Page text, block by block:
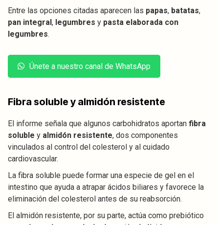
Entre las opciones citadas aparecen las papas, batatas,
pan integral, legumbres y pasta elaborada con
legumbres.
Únete a nuestro canal de WhatsApp
Fibra soluble y almidón resistente
El informe señala que algunos carbohidratos aportan fibra
soluble y almidón resistente, dos componentes
vinculados al control del colesterol y al cuidado
cardiovascular.
La fibra soluble puede formar una especie de gel en el
intestino que ayuda a atrapar ácidos biliares y favorece la
eliminación del colesterol antes de su reabsorción.
El almidón resistente, por su parte, actúa como prebiótico